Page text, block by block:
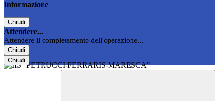
Informazione
Chiudi
Attendere...
Attendere il completamento dell'operazione...
Chiudi
Chiudi